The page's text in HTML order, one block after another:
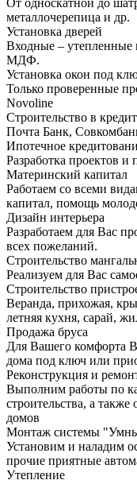
От односкатной до
металлочерепица и др.
Установка дверей
Входные – утепленные
МДФ.
Установка окон под
Только проверенные
Novoline
Строительство в кредит
Почта Банк,
Ипотечное
Разработка проектов
Материнский капитал
Работаем со всеми
капитал, помощь
Дизайн интерьера
Разработаем для Вас
всех пожеланий.
Строительство
Реализуем для Вас
Строительство
Веранда, прихожая,
летняя кухня, сарай,
Продажа бруса
Для Вашего комфорта
дома под ключ или
Реконструкция и
Выполним работы по
строительства, а
домов
Монтаж системы
Установим и наладим
прочие приятные
Утепление